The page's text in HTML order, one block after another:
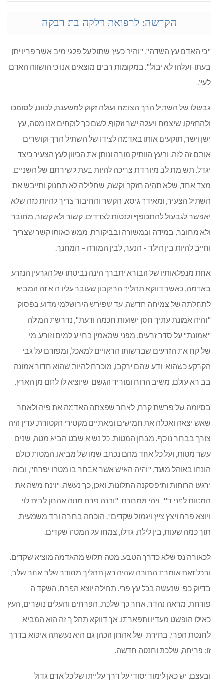
הקדשה: לרפואת דלקה בת רבקה
"כי האדם עץ השדה". "והיה כעץ שתול על פלגי מים אשר פריו יתן
בעתו ועלהו לא יבול". במקומות רבים מוצאים אנו כי הושווה האדם
לעץ.
גבעולו של השתיל הרך הצומח ועולה זקוק למשענת, לכוונו, לסומכו
ולהחזיקו, שיצמח ויעלה ישר וזקוף. לשם כך לוקחים אנו מטה, עץ
ישן וישר, תוקעים אותו באדמה לצידו של השתיל הרך וקושרים
אותם זה לזה. והעץ הוותיק מורה ונותן את הכיוון לעץ הצעיר כיצד
יגדל. תשומת לב מיוחדת צריכה להיות בעת קשירתם של השניים.
מצד אחד, שלא תהיה חזקה וקשה, שחלילה לא תחנוק ותייבש את
השתיל הצעיר, ומאידך גיסא, הקשר והחיבור צריך להיות כזה שלא
יאפשר לגבעול להתכופף ולנטות לצדדים. קשור ולא קשור, מחובר
ולא מחובר, במידה ובמשורה ובביקורת, ממש כאותו קשר שצריך
וחייב להיות בין הילד – הנער, לבין המורה – המחנך.
אחת מנפלאותיו של הבורא יתברך הינה נביטתו של הגרעין הנזרע
באדמה, כאשר דווקא תהליך הריקבון שעובר עליו הוא זה המביא
לתחלתה של צמיחה חדשה. עד שפירש הירושלמי מדוע בפסוק
"והיה אמונת עתיך חסן ישועות חכמה ודעת", נדרשת המילה
"אמונת" על סדר זרעים, מפני שמאמין בחי עולמים וזורע. מי
שלוקח את הזרעים שברשותו הראויים למאכל, ומפזרם על גבי
הקרקע כשהוא יודע שהם ירקבו, מוכרח להיות שהוא חדור אמונה
בבורא עולם, משיב הרוח ומוריד הגשם, שיוציא לו לחם מן הארץ.
בסיומה של פרשת קרח, לאחר שפצתה האדמה את פיה ולאחר
שאש יצאה ואכלה את חמישים ומאתיים מקטירי הקטורת, עדין היה
צורך בברור נוסף. מבחן המטות. כל נשיא שבט הביא מטה, שנים
עשר מטות, ועל כל אחד מהם נכתב שמו של מביאו. המטות כולם
הונחו באוהל מועד, "והיה האיש אשר אבחר בו מטהו יפרח", ובזה
ירגעו הרוחות ותיפסקנה התלונות. ואכן, כך נעשה. "וינח משה את
המטות לפני ד'", ויהי ממחרת, "והנה פרח מטה אהרון לבית לוי
ויוצא פרח ויצץ ציץ ויגמול שקדים". הוכחה ברורה וחד משמעית.
תוך כמה שעות, בין לילה, גדלו, צמחו על המטה שקדים.
לכאורה נס שלא כדרך הטבע. מטה תלוש מהאדמה מוציא שקדים.
ובכל זאת אומרת התורה שהיה כאן תהליך מסודר שלב אחר שלב,
בדיוק כפי שנעשה בכל עץ פרי. תחילה יוצא הפרח, השקדיה
פורחת, מראה נהדר. אחר כך שלכת. הפרחים והעלים נושרים, העץ
כאילו הופשט מעדיו ותפארתו. אך דווקא תהליך זה הוא המביא
לחנטת הפרי. בחירתו של אהרון הכהן גם היא נעשתה איפוא בדרך
זו: פריחה, שלכת וחנטה חדשה.
ובעצם, יש כאן לימוד יסודי על דרך עלייתו של כל אדם גדול